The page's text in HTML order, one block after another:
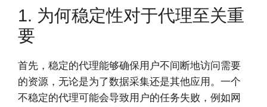
1. 为何稳定性对于代理至关重
要
首先，稳定的代理能够确保用户不间断地访问需要
的资源，无论是为了数据采集还是其他应用。一个
不稳定的代理可能会导致用户的任务失败，例如网